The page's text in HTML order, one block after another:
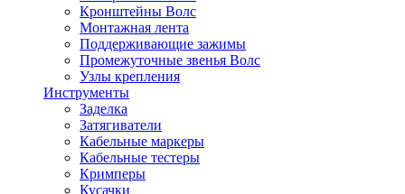
Кронштейны Волс
Монтажная лента
Поддерживающие зажимы
Промежуточные звенья Волс
Узлы крепления
Инструменты
Заделка
Затягиватели
Кабельные маркеры
Кабельные тестеры
Кримперы
Кусачки